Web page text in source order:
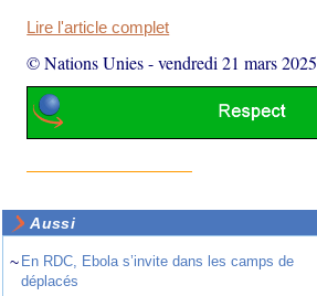
Lire l'article complet
© Nations Unies-vendredi 21 mars 2025
Aussi
~ En RDC, Ebola s’invite dans les camps de
déplacés